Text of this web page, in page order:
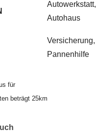
Autowerkstatt,
Autohaus
Versicherung,
Pannenhilfe
für
beträgt 25km